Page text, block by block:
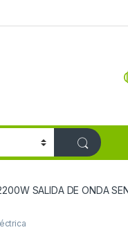
SALIDA DE ONDA